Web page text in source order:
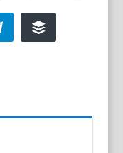
Telegram Buffer